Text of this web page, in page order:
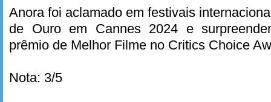
Anora foi aclamado em festivais
de Ouro em Cannes 2024 e
prêmio de Melhor Filme no Critics Choice
Nota: 3/5